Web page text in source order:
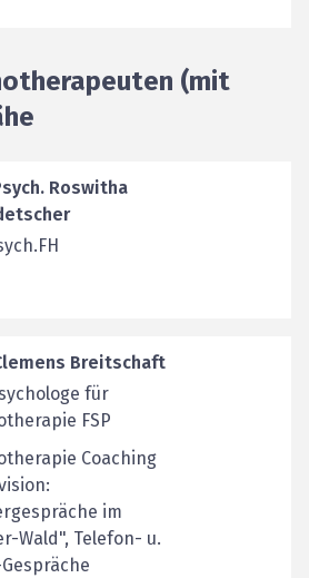
(mit
Roswitha
Breitschaft
für
FSP
Coaching
im
Wald", Telefon- u.